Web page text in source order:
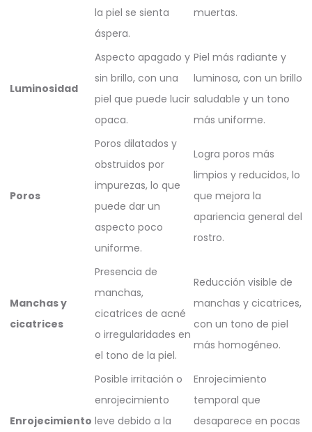
la piel se sienta
áspera.
muertas.
Luminosidad
Aspecto apagado y
sin brillo, con una
piel que puede lucir
opaca.
Piel más radiante y
luminosa, con un brillo
saludable y un tono
más uniforme.
Poros
Poros dilatados y
obstruidos por
impurezas, lo que
puede dar un
aspecto poco
uniforme.
Logra poros más
limpios y reducidos, lo
que mejora la
apariencia general del
rostro.
Manchas y
cicatrices
Presencia de
manchas,
cicatrices de acné
o irregularidades en
el tono de la piel.
Reducción visible de
manchas y cicatrices,
con un tono de piel
más homogéneo.
Enrojecimiento
Posible irritación o
enrojecimiento
leve debido a la
Enrojecimiento
temporal que
desaparece en pocas